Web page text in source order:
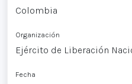
Colombia
Organización
Ejército de Liberación
Fecha